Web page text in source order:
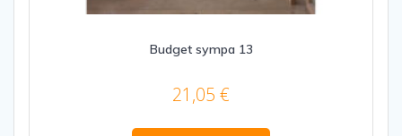
Budget sympa 13
21,05 €